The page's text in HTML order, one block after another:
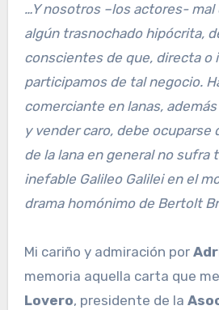
…Y nosotros –los actores- mal que le pese a
algún trasnochado hipócrita,
conscientes de que, directa o
participamos de tal negocio.
comerciante en lanas,
y vender caro, debe ocuparse
de la lana en general no sufra
inefable Galileo Galilei en el
drama homónimo de Bertolt
Mi cariño y admiración por
memoria aquella carta que
Lovero, presidente de la